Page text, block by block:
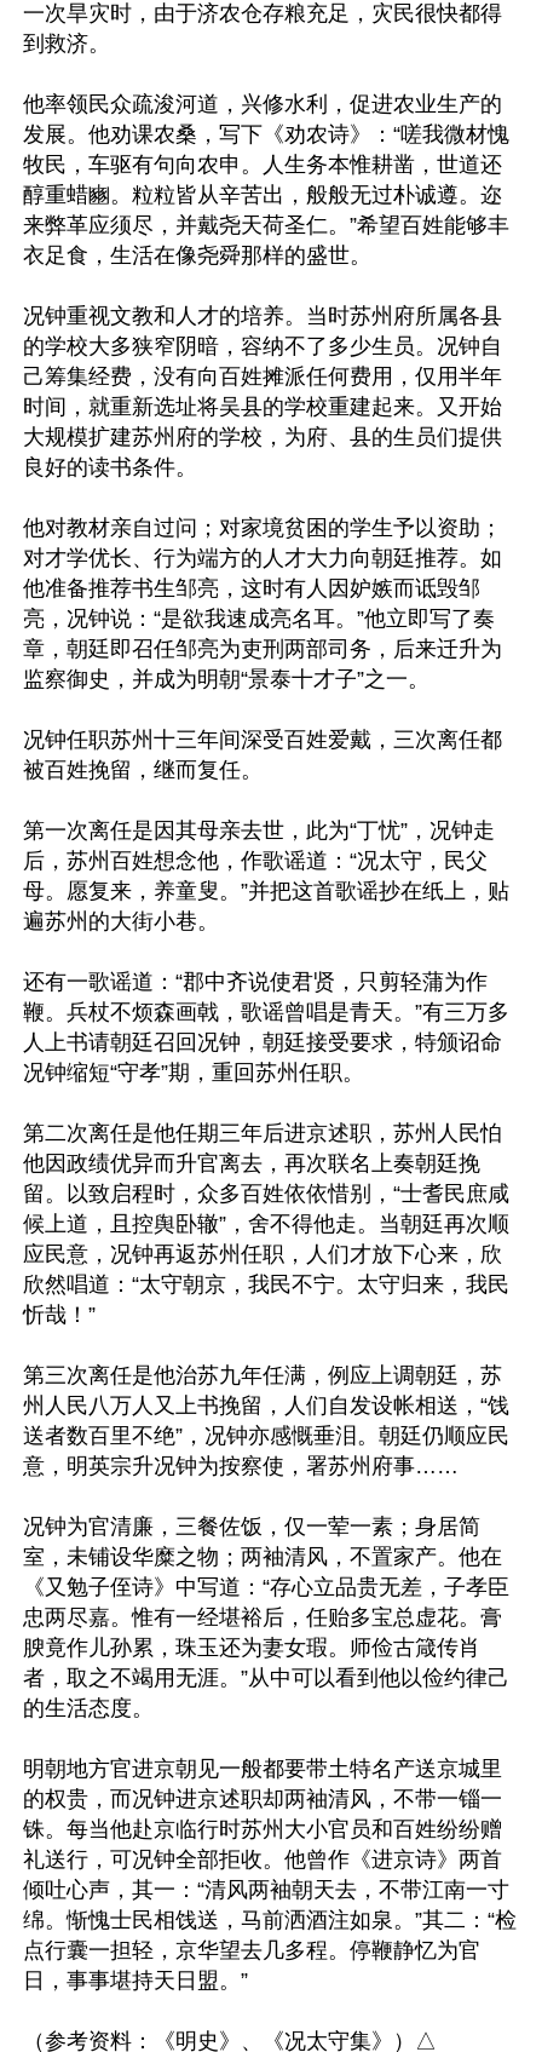
一次旱灾时，由于济农仓存粮充足，灾民很快都得
到救济。
他率领民众疏浚河道，兴修水利，促进农业生产的
发展。他劝课农桑，写下《劝农诗》：“嗟我微材愧
牧民，车驱有句向农申。人生务本惟耕凿，世道还
醇重蜡豳。粒粒皆从辛苦出，般般无过朴诚遵。迩
来弊革应须尽，并戴尧天荷圣仁。”希望百姓能够丰
衣足食，生活在像尧舜那样的盛世。
况钟重视文教和人才的培养。当时苏州府所属各县
的学校大多狭窄阴暗，容纳不了多少生员。况钟自
己筹集经费，没有向百姓摊派任何费用，仅用半年
时间，就重新选址将吴县的学校重建起来。又开始
大规模扩建苏州府的学校，为府、县的生员们提供
良好的读书条件。
他对教材亲自过问；对家境贫困的学生予以资助；
对才学优长、行为端方的人才大力向朝廷推荐。如
他准备推荐书生邹亮，这时有人因妒嫉而诋毁邹
亮，况钟说：“是欲我速成亮名耳。”他立即写了奏
章，朝廷即召任邹亮为吏刑两部司务，后来迁升为
监察御史，并成为明朝“景泰十才子”之一。
况钟任职苏州十三年间深受百姓爱戴，三次离任都
被百姓挽留，继而复任。
第一次离任是因其母亲去世，此为“丁忧”，况钟走
后，苏州百姓想念他，作歌谣道：“况太守，民父
母。愿复来，养童叟。”并把这首歌谣抄在纸上，贴
遍苏州的大街小巷。
还有一歌谣道：“郡中齐说使君贤，只剪轻蒲为作
鞭。兵杖不烦森画戟，歌谣曾唱是青天。”有三万多
人上书请朝廷召回况钟，朝廷接受要求，特颁诏命
况钟缩短“守孝”期，重回苏州任职。
第二次离任是他任期三年后进京述职，苏州人民怕
他因政绩优异而升官离去，再次联名上奏朝廷挽
留。以致启程时，众多百姓依依惜别，“士耆民庶咸
候上道，且控舆卧辙”，舍不得他走。当朝廷再次顺
应民意，况钟再返苏州任职，人们才放下心来，欣
欣然唱道：“太守朝京，我民不宁。太守归来，我民
忻哉！”
第三次离任是他治苏九年任满，例应上调朝廷，苏
州人民八万人又上书挽留，人们自发设帐相送，“饯
送者数百里不绝”，况钟亦感慨垂泪。朝廷仍顺应民
意，明英宗升况钟为按察使，署苏州府事……
况钟为官清廉，三餐佐饭，仅一荤一素；身居简
室，未铺设华糜之物；两袖清风，不置家产。他在
《又勉子侄诗》中写道：“存心立品贵无差，子孝臣
忠两尽嘉。惟有一经堪裕后，任贻多宝总虚花。膏
腴竟作儿孙累，珠玉还为妻女瑕。师俭古箴传肖
者，取之不竭用无涯。”从中可以看到他以俭约律己
的生活态度。
明朝地方官进京朝见一般都要带土特名产送京城里
的权贵，而况钟进京述职却两袖清风，不带一锱一
铢。每当他赴京临行时苏州大小官员和百姓纷纷赠
礼送行，可况钟全部拒收。他曾作《进京诗》两首
倾吐心声，其一：“清风两袖朝天去，不带江南一寸
绵。惭愧士民相饯送，马前洒酒注如泉。”其二：“检
点行囊一担轻，京华望去几多程。停鞭静忆为官
日，事事堪持天日盟。”